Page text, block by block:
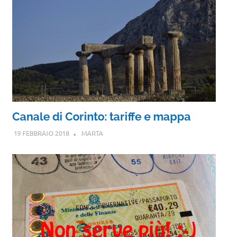
Canale di Corinto: tariffe e mappa
19 FEBBRAIO 2018 MARTA